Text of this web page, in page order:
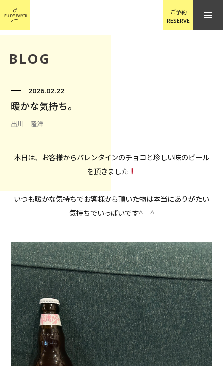
ご予約
RESERVE
BLOG
2026.02.22
暖かな気持ち。
出川 隆洋
本日は、お客様からバレンタインのチョコと珍しい味のビール
を頂きました
いつも暖かな気持ちでお客様から頂いた物は本当にありがたい
気持ちでいっぱいです^ – ^